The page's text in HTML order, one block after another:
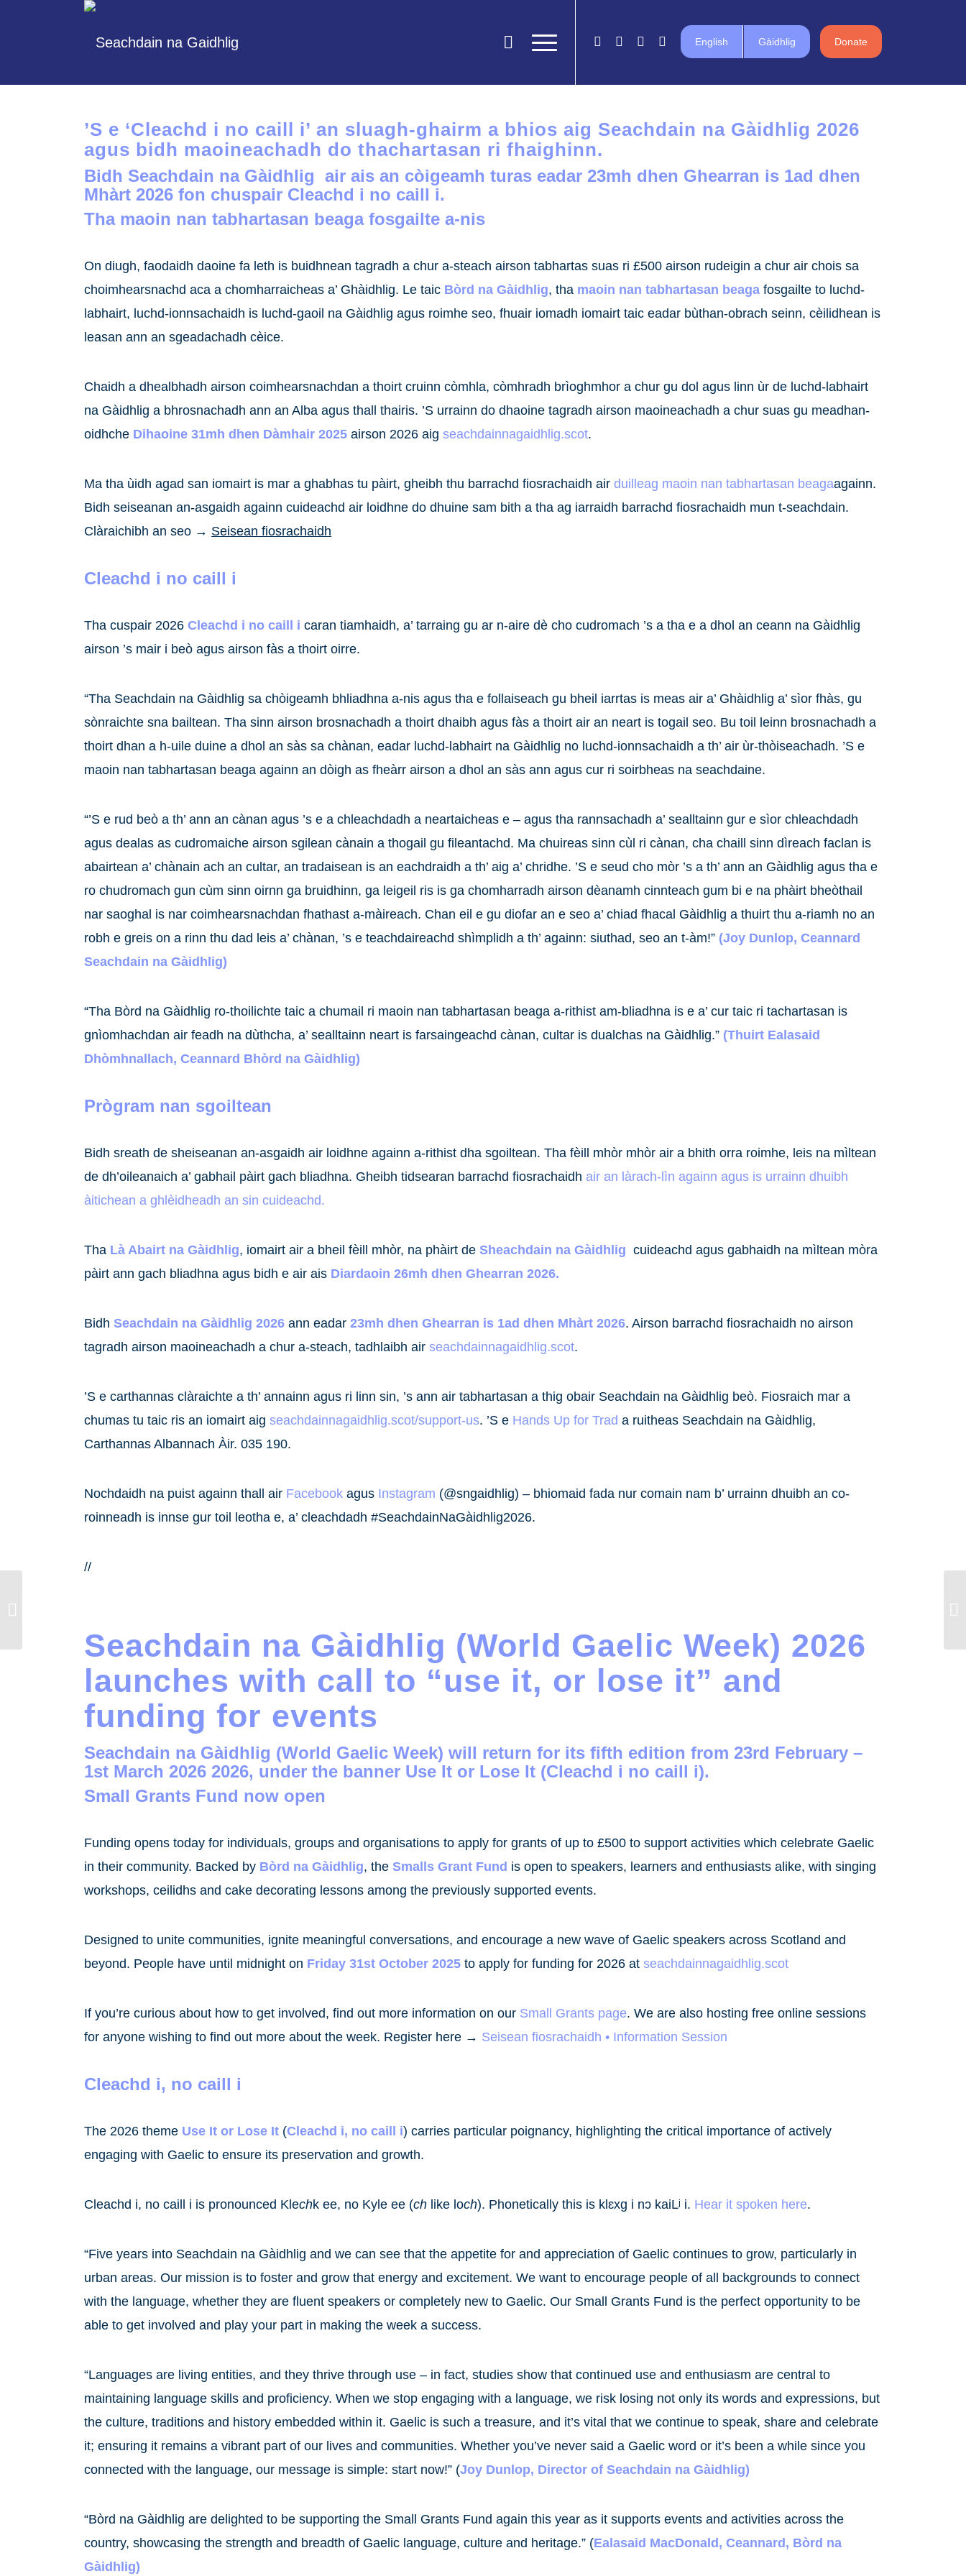
English Gàidhlig Donate
’S e ‘Cleachd i no caill i’ an sluagh-ghairm a bhios aig Seachdain na Gàidhlig 2026
agus bidh maoineachadh do thachartasan ri fhaighinn.
Bidh Seachdain na Gàidhlig air ais an còigeamh turas eadar 23mh dhen Ghearran is 1ad dhen
Mhàrt 2026 fon chuspair Cleachd i no caill i.
Tha maoin nan tabhartasan beaga fosgailte a-nis
On diugh, faodaidh daoine fa leth is buidhnean tagradh a chur a-steach airson tabhartas suas ri £500 airson rudeigin a chur air chois sa
choimhearsnachd aca a chomharraicheas a’ Ghàidhlig. Le taic Bòrd na Gàidhlig, tha maoin nan tabhartasan beaga fosgailte to luchd-
labhairt, luchd-ionnsachaidh is luchd-gaoil na Gàidhlig agus roimhe seo, fhuair iomadh iomairt taic eadar bùthan-obrach seinn, cèilidhean is
leasan ann an sgeadachadh cèice.
Chaidh a dhealbhadh airson coimhearsnachdan a thoirt cruinn còmhla, còmhradh brìoghmhor a chur gu dol agus linn ùr de luchd-labhairt
na Gàidhlig a bhrosnachadh ann an Alba agus thall thairis. ’S urrainn do dhaoine tagradh airson maoineachadh a chur suas gu meadhan-
oidhche Dihaoine 31mh dhen Dàmhair 2025 airson 2026 aigseachdainnagaidhlig.scot.
Ma tha ùidh agad san iomairt is mar a ghabhas tu pàirt, gheibh thu barrachd fiosrachaidh airduilleag maoin nan tabhartasan beagaagainn.
Bidh seiseanan an-asgaidh againn cuideachd air loidhne do dhuine sam bith a tha ag iarraidh barrachd fiosrachaidh mun t-seachdain.
Clàraichibh an seo → Seisean fiosrachaidh
Cleachd i no caill i
Tha cuspair 2026Cleachd i no caill i caran tiamhaidh, a’ tarraing gu ar n-aire dè cho cudromach ’s a tha e a dhol an ceann na Gàidhlig
airson ’s mair i beò agus airson fàs a thoirt oirre.
“Tha Seachdain na Gàidhlig sa chòigeamh bhliadhna a-nis agus tha e follaiseach gu bheil iarrtas is meas air a’ Ghàidhlig a’ sìor fhàs, gu
sònraichte sna bailtean. Tha sinn airson brosnachadh a thoirt dhaibh agus fàs a thoirt air an neart is togail seo. Bu toil leinn brosnachadh a
thoirt dhan a h-uile duine a dhol an sàs sa chànan, eadar luchd-labhairt na Gàidhlig no luchd-ionnsachaidh a th’ air ùr-thòiseachadh. ’S e
maoin nan tabhartasan beaga againn an dòigh as fheàrr airson a dhol an sàs ann agus cur ri soirbheas na seachdaine.
“’S e rud beò a th’ ann an cànan agus ’s e a chleachdadh a neartaicheas e – agus tha rannsachadh a’ sealltainn gur e sìor chleachdadh
agus dealas as cudromaiche airson sgilean cànain a thogail gu fileantachd. Ma chuireas sinn cùl ri cànan, cha chaill sinn dìreach faclan is
abairtean a’ chànain ach an cultar, an tradaisean is an eachdraidh a th’ aig a’ chridhe. ’S e seud cho mòr ’s a th’ ann an Gàidhlig agus tha e
ro chudromach gun cùm sinn oirnn ga bruidhinn, ga leigeil ris is ga chomharradh airson dèanamh cinnteach gum bi e na phàirt bheòthail
nar saoghal is nar coimhearsnachdan fhathast a-màireach. Chan eil e gu diofar an e seo a’ chiad fhacal Gàidhlig a thuirt thu a-riamh no an
robh e greis on a rinn thu dad leis a’ chànan, ’s e teachdaireachd shìmplidh a th’ againn: siuthad, seo an t-àm!” (Joy Dunlop, Ceannard
Seachdain na Gàidhlig)
“Tha Bòrd na Gàidhlig ro-thoilichte taic a chumail ri maoin nan tabhartasan beaga a-rithist am-bliadhna is e a’ cur taic ri tachartasan is
gnìomhachdan air feadh na dùthcha, a’ sealltainn neart is farsaingeachd cànan, cultar is dualchas na Gàidhlig.” (Thuirt Ealasaid
Dhòmhnallach, Ceannard Bhòrd na Gàidhlig)
Prògram nan sgoiltean
Bidh sreath de sheiseanan an-asgaidh air loidhne againn a-rithist dha sgoiltean. Tha fèill mhòr mhòr air a bhith orra roimhe, leis na mìltean
de dh’oileanaich a’ gabhail pàirt gach bliadhna. Gheibh tidsearan barrachd fiosrachaidh air an làrach-lìn againn agus is urrainn dhuibh
àitichean a ghlèidheadh an sin cuideachd.
Tha Là Abairt na Gàidhlig, iomairt air a bheil fèill mhòr, na phàirt deSheachdain na Gàidhlig cuideachd agus gabhaidh na mìltean mòra
pàirt ann gach bliadhna agus bidh e air ais Diardaoin 26mh dhen Ghearran 2026.
BidhSeachdain na Gàidhlig 2026 ann eadar23mh dhen Ghearran is 1ad dhen Mhàrt 2026. Airson barrachd fiosrachaidh no airson
tagradh airson maoineachadh a chur a-steach, tadhlaibh airseachdainnagaidhlig.scot.
’S e carthannas clàraichte a th’ annainn agus ri linn sin, ’s ann air tabhartasan a thig obair Seachdain na Gàidhlig beò. Fiosraich mar a
chumas tu taic ris an iomairt aigseachdainnagaidhlig.scot/support-us. ’S e Hands Up for Trad a ruitheas Seachdain na Gàidhlig,
Carthannas Albannach Àir. 035 190.
Nochdaidh na puist againn thall air Facebook agus Instagram (@sngaidhlig) – bhiomaid fada nur comain nam b’ urrainn dhuibh an co-
roinneadh is innse gur toil leotha e, a’ cleachdadh #SeachdainNaGàidhlig2026.
//
Seachdain na Gàidhlig (World Gaelic Week) 2026
launches with call to “use it, or lose it” and
funding for events
Seachdain na Gàidhlig (World Gaelic Week) will return for its fifth edition from 23rd February –
1st March 2026 2026, under the banner Use It or Lose It (Cleachd i no caill i).
Small Grants Fund now open
Funding opens today for individuals, groups and organisations to apply for grants of up to £500 to support activities which celebrate Gaelic
in their community. Backed by Bòrd na Gàidhlig, the Smalls Grant Fund is open to speakers, learners and enthusiasts alike, with singing
workshops, ceilidhs and cake decorating lessons among the previously supported events.
Designed to unite communities, ignite meaningful conversations, and encourage a new wave of Gaelic speakers across Scotland and
beyond. People have until midnight on Friday 31st October 2025 to apply for funding for 2026 atseachdainnagaidhlig.scot
If you’re curious about how to get involved, find out more information on our Small Grants page. We are also hosting free online sessions
for anyone wishing to find out more about the week. Register here → Seisean fiosrachaidh • Information Session
Cleachd i, no caill i
The 2026 theme Use It or Lose It (Cleachd i, no caill i) carries particular poignancy, highlighting the critical importance of actively
engaging with Gaelic to ensure its preservation and growth.
Cleachd i, no caill i is pronounced Klechk ee, no Kyle ee (ch like loch). Phonetically this is klɛxg i nɔ kaiLʲ i. Hear it spoken here.
“Five years into Seachdain na Gàidhlig and we can see that the appetite for and appreciation of Gaelic continues to grow, particularly in
urban areas. Our mission is to foster and grow that energy and excitement. We want to encourage people of all backgrounds to connect
with the language, whether they are fluent speakers or completely new to Gaelic. Our Small Grants Fund is the perfect opportunity to be
able to get involved and play your part in making the week a success.
“Languages are living entities, and they thrive through use – in fact, studies show that continued use and enthusiasm are central to
maintaining language skills and proficiency. When we stop engaging with a language, we risk losing not only its words and expressions, but
the culture, traditions and history embedded within it. Gaelic is such a treasure, and it’s vital that we continue to speak, share and celebrate
it; ensuring it remains a vibrant part of our lives and communities. Whether you’ve never said a Gaelic word or it’s been a while since you
connected with the language, our message is simple: start now!” (Joy Dunlop, Director of Seachdain na Gàidhlig)
“Bòrd na Gàidhlig are delighted to be supporting the Small Grants Fund again this year as it supports events and activities across the
country, showcasing the strength and breadth of Gaelic language, culture and heritage.” (Ealasaid MacDonald, Ceannard, Bòrd na
Gàidhlig)
Seachdain na...